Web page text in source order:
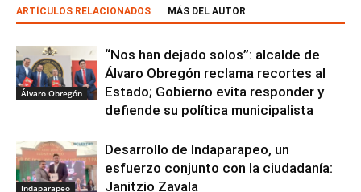
ARTÍCULOS RELACIONADOS MÁS DEL AUTOR
Álvaro Obregón
“Nos han dejado solos”: alcalde de
Álvaro Obregón reclama recortes al
Estado; Gobierno evita responder y
defiende su política municipalista
Indaparapeo
Desarrollo de Indaparapeo, un
esfuerzo conjunto con la ciudadanía:
Janitzio Zavala